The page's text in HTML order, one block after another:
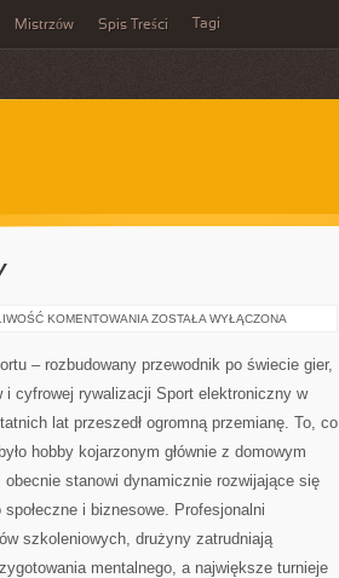
Mistrzów Spis Treści Tagi
KOMENTOWANIA ZAWODNICY
ZOSTAŁA WYŁĄCZONA
– rozbudowany przewodnik po świecie gier,
i cyfrowej rywalizacji Sport elektroniczny w
lat przeszedł ogromną przemianę. To, co
hobby kojarzonym głównie z domowym
obecnie stanowi dynamicznie rozwijające się
i biznesowe. Profesjonalni
szkoleniowych, drużyny zatrudniają
mentalnego, a największe turnieje